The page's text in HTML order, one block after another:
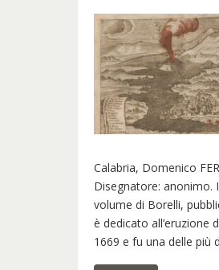
Calabria, Domenico
Disegnatore: anonimo.
volume di Borelli,
è dedicato all’eruzione
1669 e fu una delle più